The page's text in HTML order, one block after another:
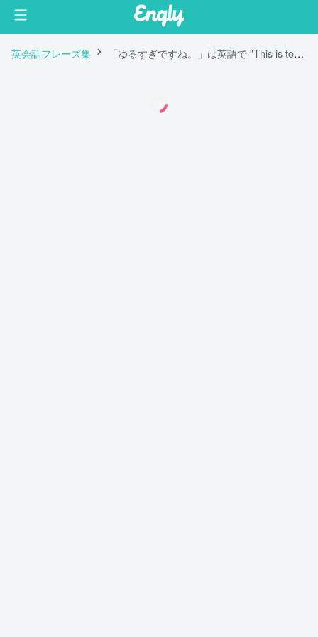
英会話フレーズ集 「ゆるすぎですね。」は英語で "This is too loose."